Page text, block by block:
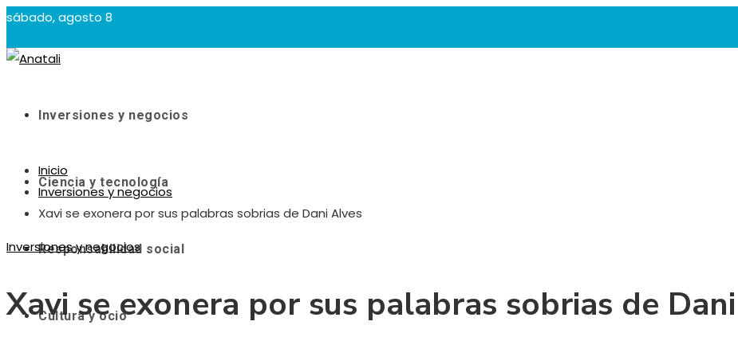
sábado, agosto 8
Inversiones y negocios
Ciencia y tecnología
Responsabilidad social
Cultura y ocio
Inicio
Inversiones y negocios
Xavi se exonera por sus palabras sobrias de Dani Alves
Inversiones y negocios
Xavi se exonera por sus palabras sobrias de